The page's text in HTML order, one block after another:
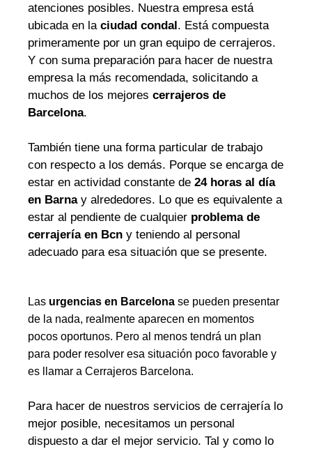
atenciones posibles. Nuestra empresa está
ubicada en laciudad condal. Está compuesta
primeramente por un gran equipo de cerrajeros.
Y con suma preparación para hacer de nuestra
empresa la más recomendada, solicitando a
muchos de los mejores cerrajeros de
Barcelona.
También tiene una forma particular de trabajo
con respecto a los demás. Porque se encarga de
estar en actividad constante de 24 horas al día
en Barnay alrededores. Lo que es equivalente a
estar al pendiente de cualquier problema de
cerrajería en Bcn y teniendo al personal
adecuado para esa situación que se presente.
Las urgencias en Barcelona se pueden presentar
de la nada, realmente aparecen en momentos
pocos oportunos. Pero al menos tendrá un plan
para poder resolver esa situación poco favorable y
es llamar a Cerrajeros Barcelona.
Para hacer de nuestros servicios de cerrajería lo
mejor posible, necesitamos un personal
dispuesto a dar el mejor servicio. Tal y como lo